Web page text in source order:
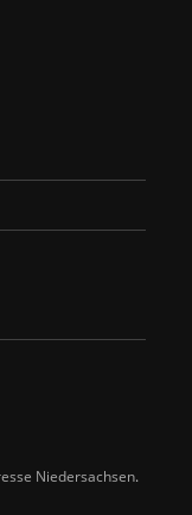
Niedersachsen.